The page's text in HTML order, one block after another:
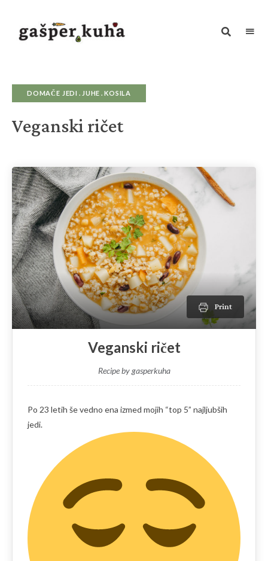
za
dušoDOMAČE JEDI JUHE KOSILA
Veganski ričet
Print
Veganski ričet
Recipe by gasperkuha
Po 23 letih še vedno ena izmed mojih “top 5” najljubših
jedi.